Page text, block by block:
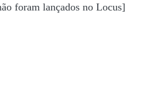
foram lançados no Locus]